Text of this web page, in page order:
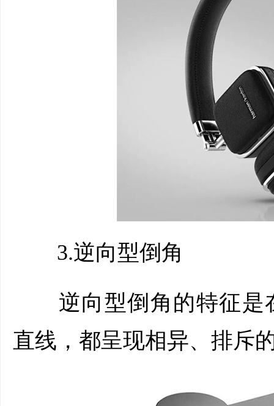
3.逆向型倒角
逆向型倒角的特征是
直线，都呈现相异、排斥